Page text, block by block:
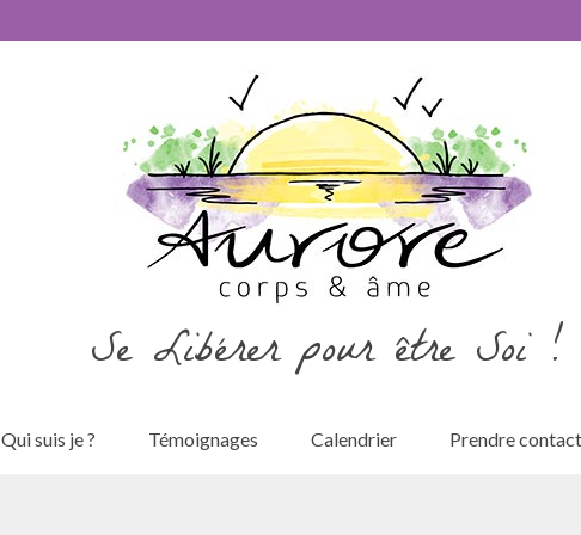
Se Libérer pour être Soi !
Qui suis je ? Témoignages Calendrier Prendre contact